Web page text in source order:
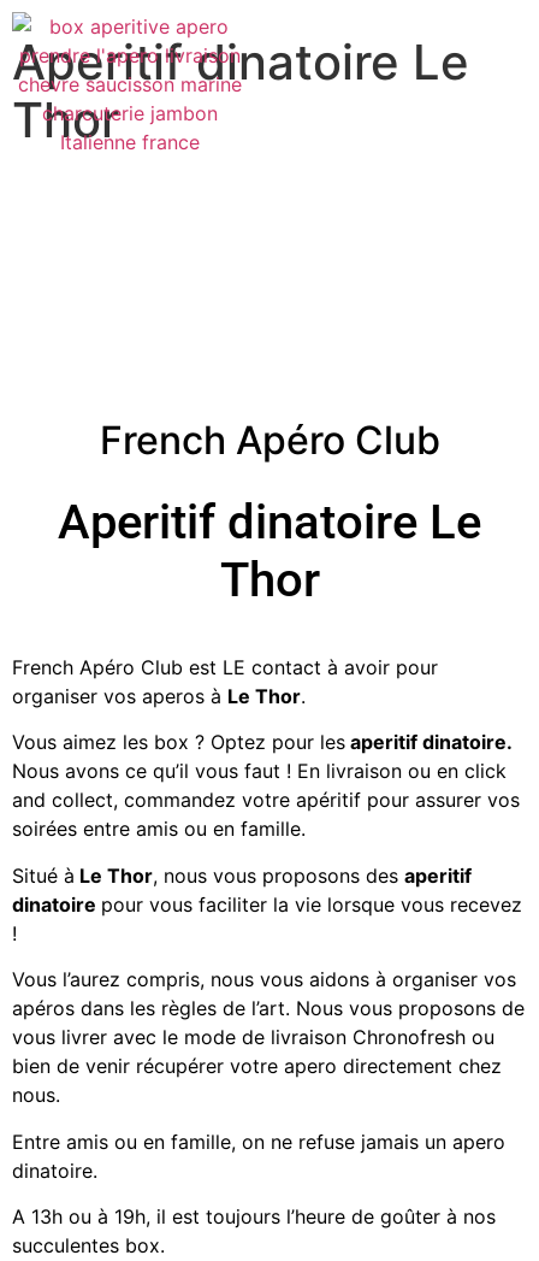
Aperitif dinatoire Le
Thor
French Apéro Club
Aperitif dinatoire Le
Thor
French Apéro Club est LE contact à avoir pour
organiser vos aperos à Le Thor.
Vous aimez les box ? Optez pour les aperitif dinatoire.
Nous avons ce qu’il vous faut ! En livraison ou en click
and collect, commandez votre apéritif pour assurer vos
soirées entre amis ou en famille.
Situé à Le Thor, nous vous proposons des aperitif
dinatoire pour vous faciliter la vie lorsque vous recevez
!
Vous l’aurez compris, nous vous aidons à organiser vos
apéros dans les règles de l’art. Nous vous proposons de
vous livrer avec le mode de livraison Chronofresh ou
bien de venir récupérer votre apero directement chez
nous.
Entre amis ou en famille, on ne refuse jamais un apero
dinatoire.
A 13h ou à 19h, il est toujours l’heure de goûter à nos
succulentes box.